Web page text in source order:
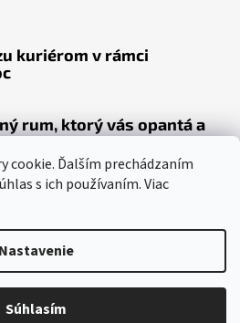
cookie. Ďalším prechádzaním
s ich používaním. Viac
Nastavenie
Súhlasím
kuriérom v rámci
rum, ktorý vás opantá a
– ako si pripraviť toto
Vytvoril Shoptet